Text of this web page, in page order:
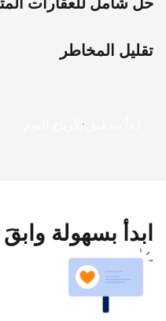
تقليل المخاطر
ابدأ بتحقيق الأرباح اليوم
ابدأ بسهولة